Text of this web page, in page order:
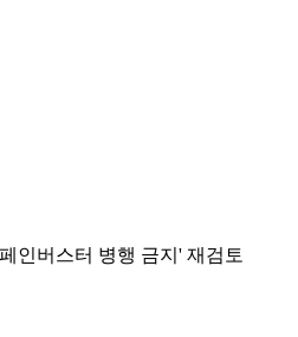
인버스터 병행 금지' 재검토